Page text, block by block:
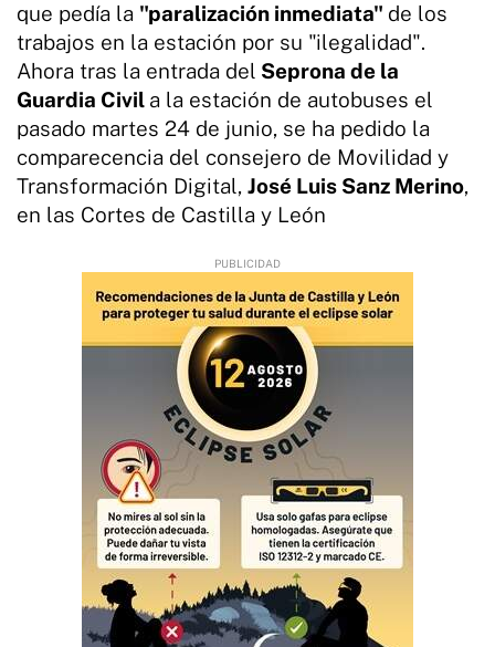
que pedía la "paralización inmediata" de los
trabajos en la estación por su "ilegalidad".
Ahora tras la entrada del Seprona de la
Guardia Civil a la estación de autobuses el
pasado martes 24 de junio, se ha pedido la
comparecencia del consejero de Movilidad y
Transformación Digital, José Luis Sanz Merino,
en las Cortes de Castilla y León